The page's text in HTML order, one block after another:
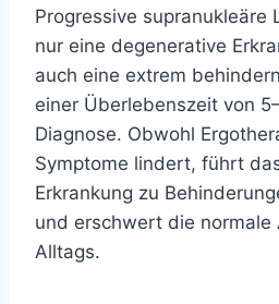
Progressive supranukleäre
nur eine degenerative
auch eine extrem
einer Überlebenszeit von
Diagnose. Obwohl
Symptome lindert, führt
Erkrankung zu
und erschwert die normale
Alltags.